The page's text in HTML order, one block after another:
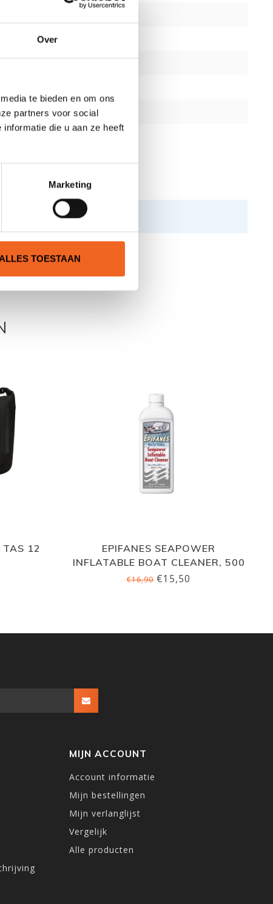
Over
te bieden en om ons
partners voor social
die u aan ze heeft
Marketing
TOESTAAN
TAS 12
EPIFANES SEAPOWER
INFLATABLE BOAT CLEANER, 500
ML
€16,90€15,50
MIJN ACCOUNT
Account informatie
Mijn bestellingen
Mijn verlanglijst
Vergelijk
Alle producten